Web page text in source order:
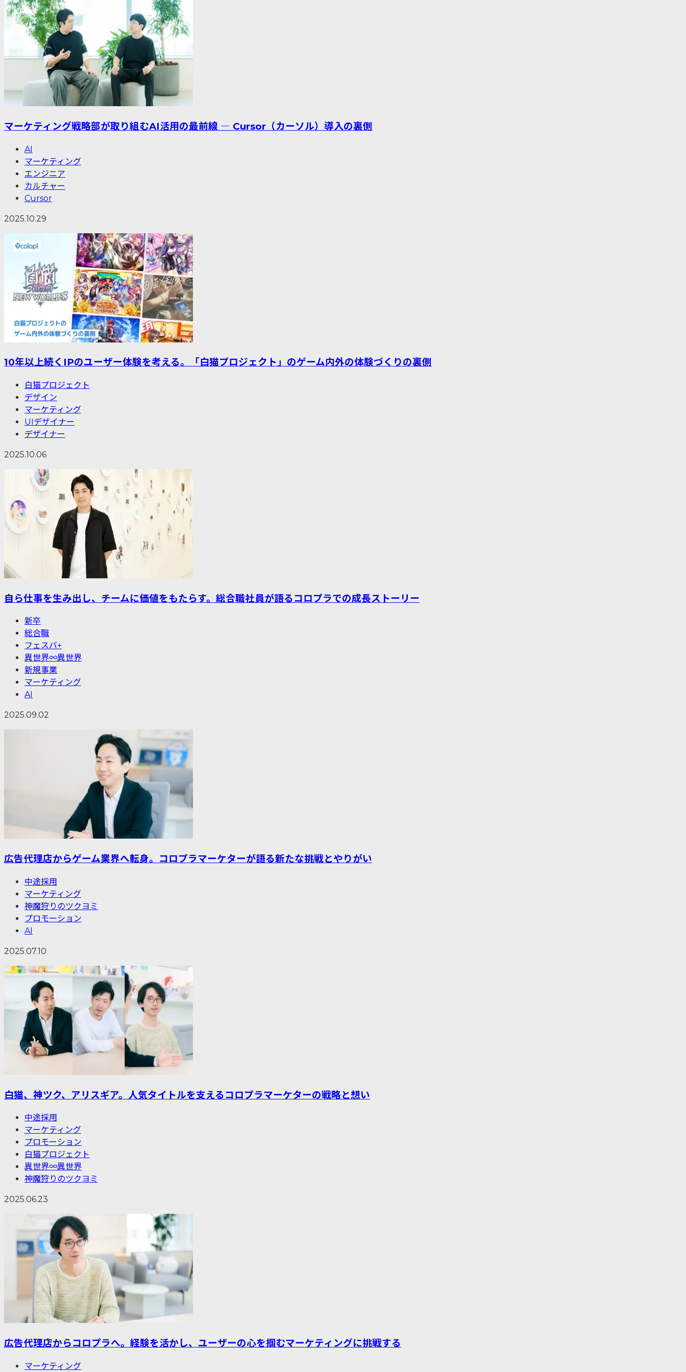
マーケティング戦略部が取り組むAI活用の最前線 ― Cursor（カーソル）導入の裏側
AI
マーケティング
エンジニア
カルチャー
Cursor
2025.10.29
10年以上続くIPのユーザー体験を考える。「白猫プロジェクト」のゲーム内外の体験づくりの裏側
白猫プロジェクト
デザイン
マーケティング
UIデザイナー
デザイナー
2025.10.06
自ら仕事を生み出し、チームに価値をもたらす。総合職社員が語るコロプラでの成長ストーリー
新卒
総合職
フェスバ+
異世界∞異世界
新規事業
マーケティング
AI
2025.09.02
広告代理店からゲーム業界へ転身。コロプラマーケターが語る新たな挑戦とやりがい
中途採用
マーケティング
神魔狩りのツクヨミ
プロモーション
AI
2025.07.10
白猫、神ツク、アリスギア。人気タイトルを支えるコロプラマーケターの戦略と想い
中途採用
マーケティング
プロモーション
白猫プロジェクト
異世界∞異世界
神魔狩りのツクヨミ
2025.06.23
広告代理店からコロプラへ。経験を活かし、ユーザーの心を掴むマーケティングに挑戦する
マーケティング